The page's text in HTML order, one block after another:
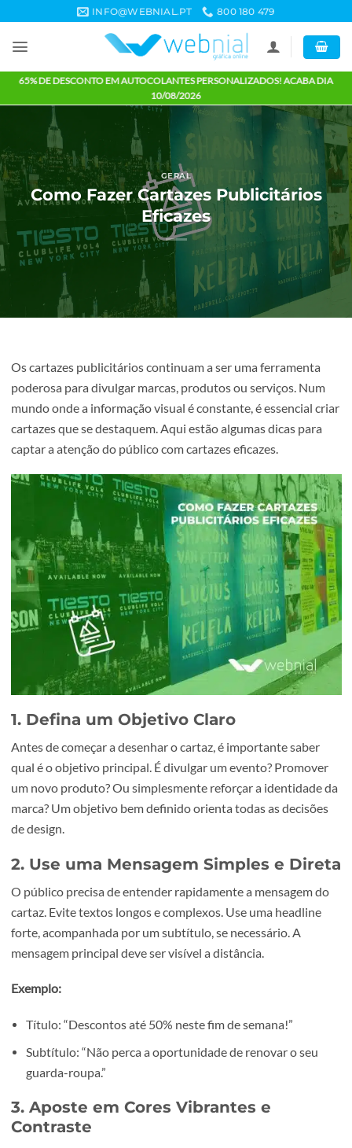
content
INFO@WEBNIAL.PT 800 180 479
65% DE DESCONTO EM AUTOCOLANTES PERSONALIZADOS!
10/08/2026
GERAL
Como Fazer Cartazes
Eficazes
Os cartazes publicitários continuam a ser uma
poderosa para divulgar marcas, produtos ou serviços.
mundo onde a informação visual é constante, é essencial
cartazes que se destaquem. Aqui estão algumas dicas
captar a atenção do público com cartazes eficazes.
1. Defina um Objetivo Claro
Antes de começar a desenhar o cartaz, é importante
qual é o objetivo principal. É divulgar um evento?
um novo produto? Ou simplesmente reforçar a
marca? Um objetivo bem definido orienta todas as
de design.
2. Use uma Mensagem Simples e
O público precisa de entender rapidamente a mensagem
mensagem principal deve ser visível a distância.
Exemplo:
Título: “Descontos até 50% neste fim de semana!”